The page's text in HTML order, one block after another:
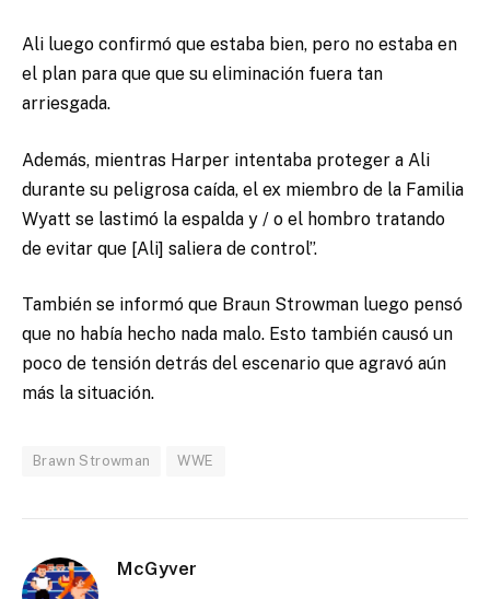
Ali luego confirmó que estaba bien, pero no estaba en
el plan para que que su eliminación fuera tan
arriesgada.
Además, mientras Harper intentaba proteger a Ali
durante su peligrosa caída, el ex miembro de la Familia
Wyatt se lastimó la espalda y / o el hombro tratando
de evitar que [Ali] saliera de control”.
También se informó que Braun Strowman luego pensó
que no había hecho nada malo. Esto también causó un
poco de tensión detrás del escenario que agravó aún
más la situación.
Brawn Strowman WWE
McGyver